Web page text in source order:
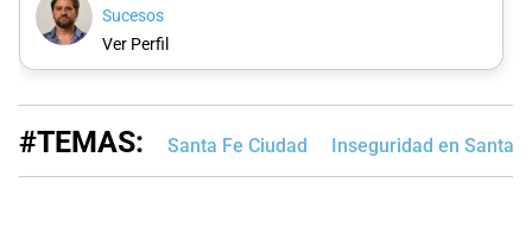
Sucesos
Ver Perfil
#TEMAS: Santa Fe Ciudad Inseguridad en Santa